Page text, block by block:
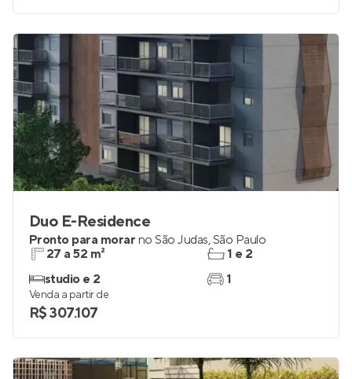
Duo E-Residence
Pronto para morar no São Judas,São Paulo
27 a 52 m²
studio e 2
1 e 2
1
Venda a partir de
R$ 307.107